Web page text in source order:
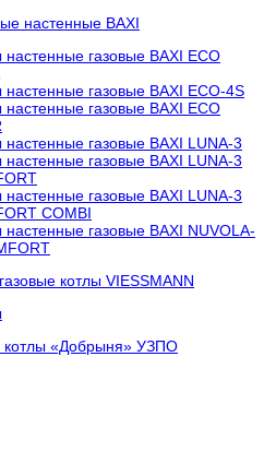
настенные BAXI
настенные газовые BAXI ECO
настенные газовые BAXI ECO-4S
настенные газовые BAXI ECO
настенные газовые BAXI LUNA-3
настенные газовые BAXI LUNA-3
настенные газовые BAXI LUNA-3
COMBI
настенные газовые BAXI NUVOLA-
котлы VIESSMANN
котлы «Добрыня» УЗПО